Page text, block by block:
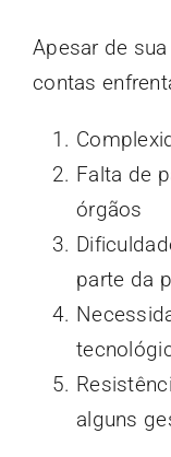
Apesar de
contas
Falta de
órgãos
parte da
alguns